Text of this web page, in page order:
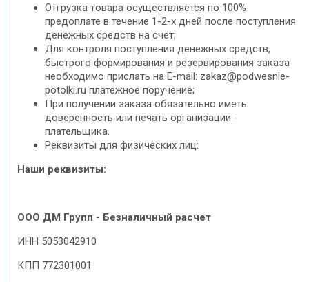
Отгрузка товара осуществляется по 100%
предоплате в течение 1-2-х дней после поступления
денежных средств на счет;
Для контроля поступления денежных средств,
быстрого формирования и резервирования заказа
необходимо прислать на E-mail: zakaz@podwesnie-
potolki.ru платежное поручение;
При получении заказа обязательно иметь
доверенность или печать организации -
плательщика.
Реквизиты для физических лиц:
Наши реквизиты:
ООО ДМ Групп - Безналичный расчет
ИНН 5053042910
КПП 772301001